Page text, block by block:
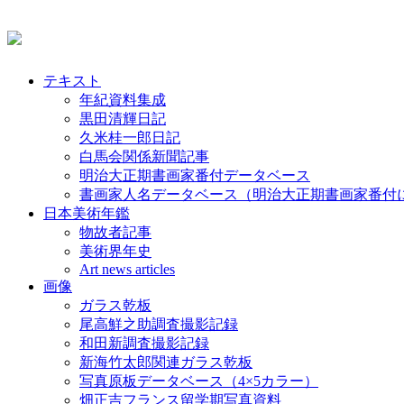
テキスト
年紀資料集成
黒田清輝日記
久米桂一郎日記
白馬会関係新聞記事
明治大正期書画家番付データベース
書画家人名データベース（明治大正期書画家番付
日本美術年鑑
物故者記事
美術界年史
Art news articles
画像
ガラス乾板
尾高鮮之助調査撮影記録
和田新調査撮影記録
新海竹太郎関連ガラス乾板
写真原板データベース（4×5カラー）
畑正吉フランス留学期写真資料